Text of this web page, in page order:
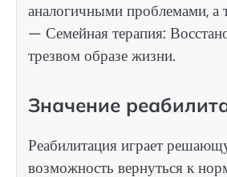
аналогичными проблемами, а
— Семейная терапия:
трезвом образе жизни.
Значение
Реабилитация играет
возможность вернуться к